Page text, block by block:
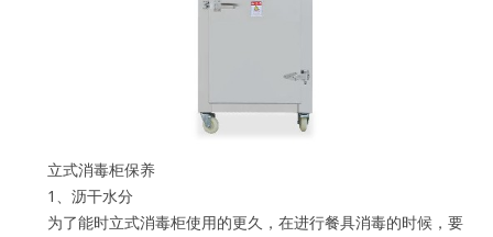
立式消毒柜保养
1、沥干水分
为了能时立式消毒柜使用的更久，在进行餐具消毒的时候，要